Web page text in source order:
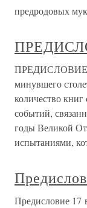
предродовых
ПРЕДИСЛОВИЕ
минувшего
количество
событий,
годы Великой
испытаниями,
Предисловие 17